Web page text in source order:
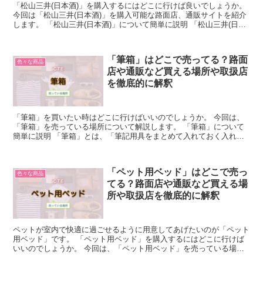
「松山三井(日本酒)」を購入するにはどこに行けば良いでしょうか。
今回は「松山三井(日本酒)」を購入可能な路面店、通販サイトを紹介
します。 「松山三井(日本酒)」について簡単に説明 「松山三井(日本
色々な商品
「筆箱」はどこで売ってる？路面
店や通販など買える場所や取扱店
を徹底的に解釈
「筆箱」を買いたい時はどこに行けばいいのでしょうか。 今回は、
「筆箱」を売っている場所について解説します。 「筆箱」について
簡単に説明 「筆箱」とは、「筆記用具をまとめて入れておく入れ
色々な商品
「ペット用ベッド」はどこで売っ
てる？路面店や通販など買える場
所や取扱店を徹底的に解釈
ペットが室内で快適に過ごせるように用意してあげたいのが「ペット
用ベッド」です。 「ペット用ベッド」を購入するにはどこに行けば
いいのでしょうか。 今回は、「ペット用ベッド」を売っている場所